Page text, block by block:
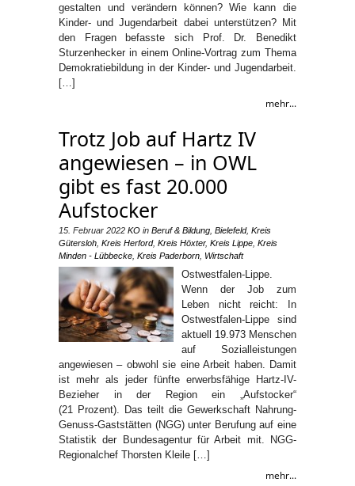
gestalten und verändern können? Wie kann die
Kinder- und Jugendarbeit dabei unterstützen? Mit
den Fragen befasste sich Prof. Dr. Benedikt
Sturzenhecker in einem Online-Vortrag zum Thema
Demokratiebildung in der Kinder- und Jugendarbeit.
[…]
mehr...
Trotz Job auf Hartz IV
angewiesen – in OWL
gibt es fast 20.000
Aufstocker
15. Februar 2022 KO in Beruf & Bildung Bielefeld, Kreis
Gütersloh Kreis Herford, Kreis Höxter, Kreis Lippe Kreis
Minden - Lübbecke Kreis Paderborn Wirtschaft
Ostwestfalen-Lippe.
Wenn der Job zum
Leben nicht reicht: In
Ostwestfalen-Lippe sind
aktuell 19.973 Menschen
auf Sozialleistungen
angewiesen – obwohl sie eine Arbeit haben. Damit
ist mehr als jeder fünfte erwerbsfähige Hartz-IV-
Bezieher in der Region ein „Aufstocker“
(21 Prozent). Das teilt die Gewerkschaft Nahrung-
Genuss-Gaststätten (NGG) unter Berufung auf eine
Statistik der Bundesagentur für Arbeit mit. NGG-
Regionalchef Thorsten Kleile […]
mehr...